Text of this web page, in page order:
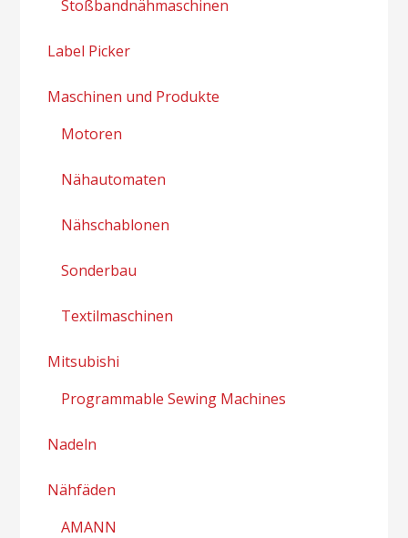
Stoßbandnähmaschinen
Label Picker
Maschinen und Produkte
Motoren
Nähautomaten
Nähschablonen
Sonderbau
Textilmaschinen
Mitsubishi
Programmable Sewing Machines
Nadeln
Nähfäden
AMANN